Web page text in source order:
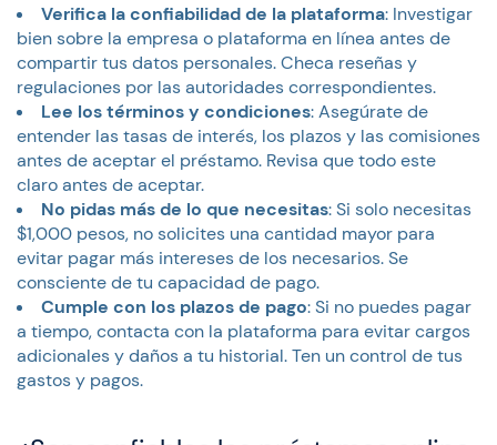
Verifica la confiabilidad de la plataforma: Investigar
bien sobre la empresa o plataforma en línea antes de
compartir tus datos personales. Checa reseñas y
regulaciones por las autoridades correspondientes.
Lee los términos y condiciones: Asegúrate de
entender las tasas de interés, los plazos y las comisiones
antes de aceptar el préstamo. Revisa que todo este
claro antes de aceptar.
No pidas más de lo que necesitas: Si solo necesitas
$1,000 pesos, no solicites una cantidad mayor para
evitar pagar más intereses de los necesarios. Se
consciente de tu capacidad de pago.
Cumple con los plazos de pago: Si no puedes pagar
a tiempo, contacta con la plataforma para evitar cargos
adicionales y daños a tu historial. Ten un control de tus
gastos y pagos.